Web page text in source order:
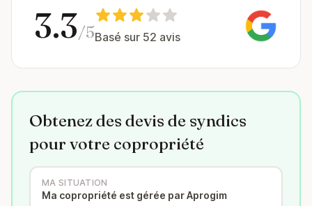
3.3/5Basé sur 52 avis
Obtenez des devis de syndics
pour votre copropriété
MA SITUATION
Ma copropriété est gérée par Aprogim